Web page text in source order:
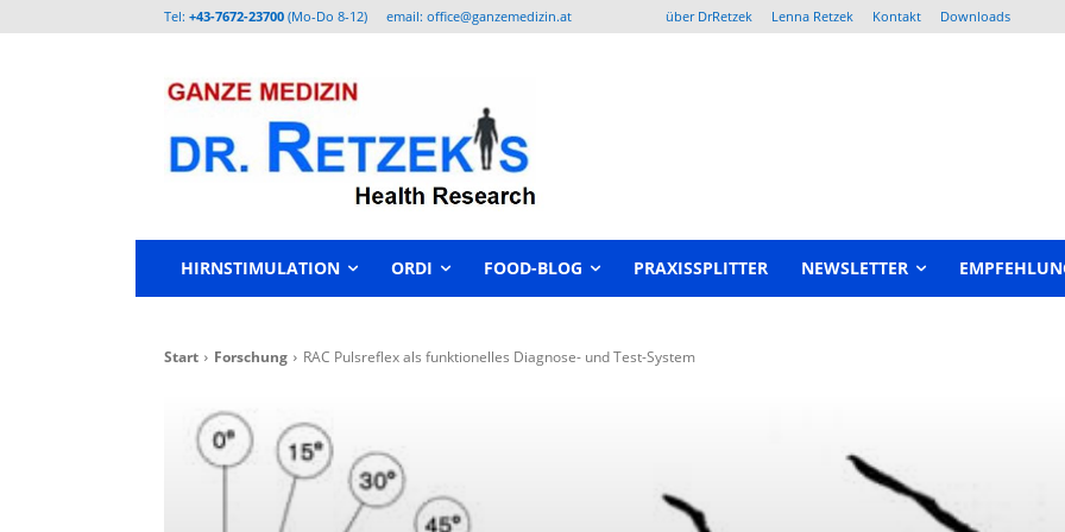
Tel: +43-7672-23700 (Mo-Do 8-12) email: office@ganzemedizin.at über DrRetzek Lenna Retzek Kontakt Downloads
HIRNSTIMULATION ORDI FOOD-BLOG PRAXISSPLITTER NEWSLETTER
Start Forschung RAC Pulsreflex als funktionelles Diagnose- und Test-System